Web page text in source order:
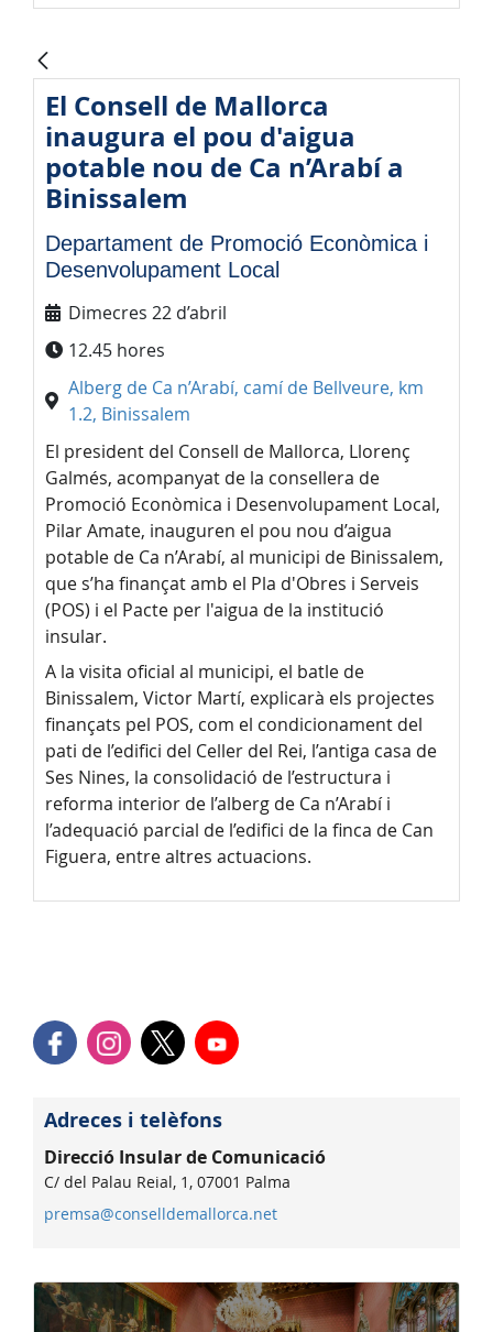
El Consell de Mallorca
inaugura el pou d'aigua
potable nou de Ca n’Arabí a
Binissalem
Departament de Promoció Econòmica i
Desenvolupament Local
Dimecres 22 d’abril
12.45 hores
Alberg de Ca n’Arabí, camí de Bellveure, km
1.2, Binissalem
El president del Consell de Mallorca, Llorenç
Galmés, acompanyat de la consellera de
Promoció Econòmica i Desenvolupament Local,
Pilar Amate, inauguren el pou nou d’aigua
potable de Ca n’Arabí, al municipi de Binissalem,
que s’ha finançat amb el Pla d'Obres i Serveis
(POS) i el Pacte per l'aigua de la institució
insular.
A la visita oficial al municipi, el batle de
Binissalem, Victor Martí, explicarà els projectes
finançats pel POS, com el condicionament del
pati de l’edifici del Celler del Rei, l’antiga casa de
Ses Nines, la consolidació de l’estructura i
reforma interior de l’alberg de Ca n’Arabí i
l’adequació parcial de l’edifici de la finca de Can
Figuera, entre altres actuacions.
Adreces i telèfons
Direcció Insular de Comunicació
C/ del Palau Reial, 1, 07001 Palma
premsa@conselldemallorca.net